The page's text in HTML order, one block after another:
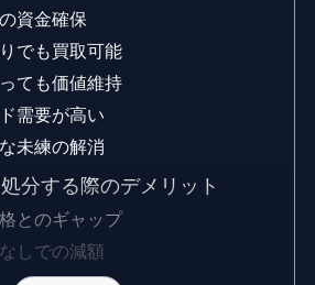
資金確保
でも買取可能
ても価値維持
需要が高い
未練の解消
分する際のデメリット
とのギャップ
しでの減額